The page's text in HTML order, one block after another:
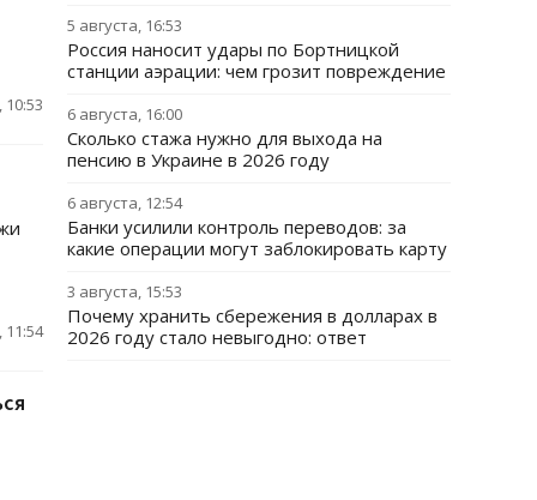
10:53
11:54
5 августа, 16:53
Россия наносит удары по Бортницкой
станции аэрации: чем грозит повреждение
6 августа, 16:00
Сколько стажа нужно для выхода на
пенсию в Украине в 2026 году
6 августа, 12:54
Банки усилили контроль переводов: за
какие операции могут заблокировать карту
3 августа, 15:53
Почему хранить сбережения в долларах в
2026 году стало невыгодно: ответ